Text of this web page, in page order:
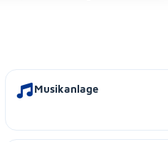
Musikanlage